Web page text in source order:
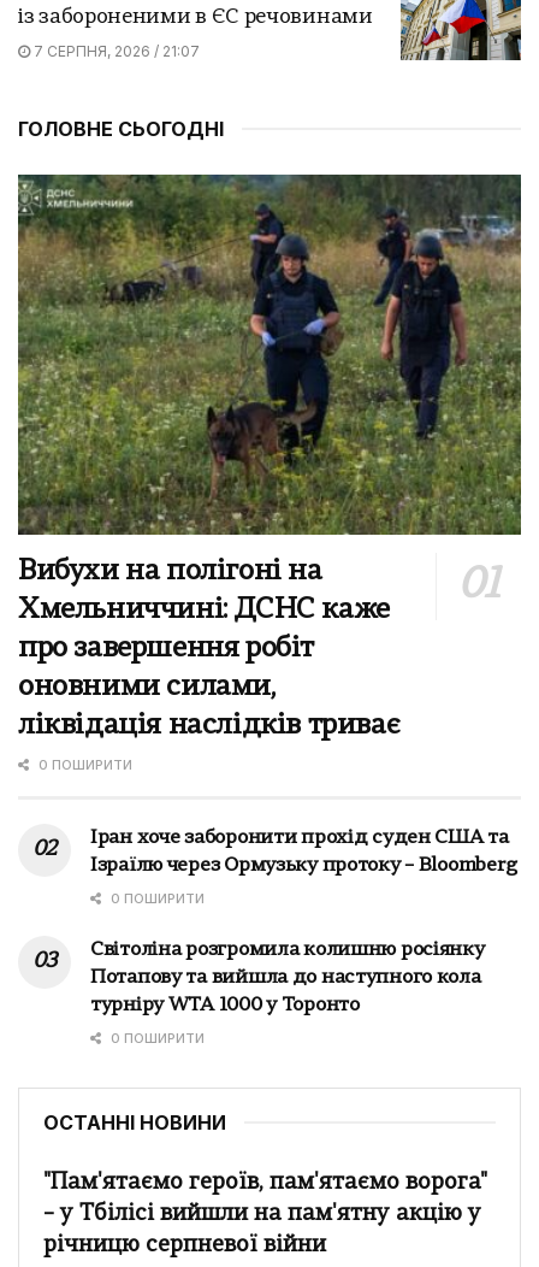
із забороненими в ЄС речовинами
7 СЕРПНЯ, 2026 / 21:07
ГОЛОВНЕ СЬОГОДНІ
Вибухи на полігоні на
Хмельниччині: ДСНС каже
про завершення робіт
оновними силами,
ліквідація наслідків триває
0 ПОШИРИТИ
Іран хоче заборонити прохід суден США та
Ізраїлю через Ормузьку протоку – Bloomberg
0 ПОШИРИТИ
Світоліна розгромила колишню росіянку
Потапову та вийшла до наступного кола
турніру WTA 1000 у Торонто
0 ПОШИРИТИ
ОСТАННІ НОВИНИ
"Пам'ятаємо героїв, пам'ятаємо ворога"
– у Тбілісі вийшли на пам'ятну акцію у
річницю серпневої війни